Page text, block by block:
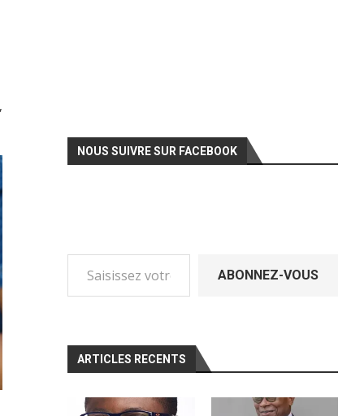
NOUS SUIVRE SUR FACEBOOK
ABONNEZ-VOUS
ARTICLES RECENTS